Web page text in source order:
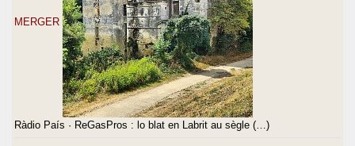
MERGER
Ràdio País · ReGasPros : lo blat en Labrit au sègle (…)